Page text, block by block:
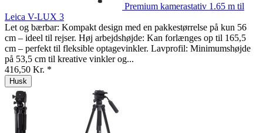
Premium kamerastativ 1.65 m til
Leica V-LUX 3
Let og bærbar: Kompakt design med en pakkestørrelse på kun 56
cm – ideel til rejser. Høj arbejdshøjde: Kan forlænges op til 165,5
cm – perfekt til fleksible optagevinkler. Lavprofil: Minimumshøjde
på 53,5 cm til kreative vinkler og...
416,50 Kr. *
Husk